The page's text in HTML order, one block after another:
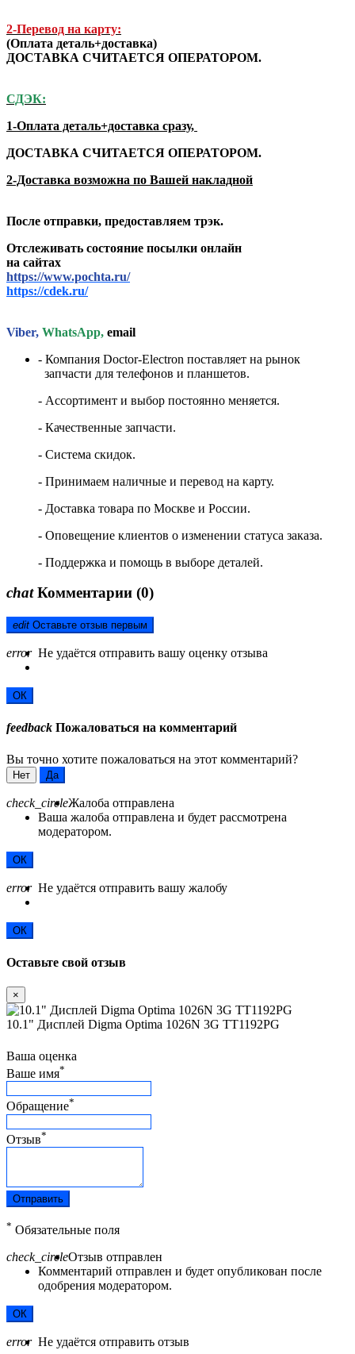
2-Перевод на карту:
(Оплата деталь+доставка)
ДОСТАВКА СЧИТАЕТСЯ ОПЕРАТОРОМ.
СДЭК:
1-Оплата деталь+доставка сразу,
ДОСТАВКА СЧИТАЕТСЯ ОПЕРАТОРОМ.
2-Доставка возможна по Вашей накладной
После отправки, предоставляем трэк.
Отслеживать состояние посылки онлайн
на сайтах
https://www.pochta.ru/
https://cdek.ru/
Viber, WhatsApp, email
- Компания Doctor-Electron поставляет на рынок
запчасти для телефонов и планшетов.
- Ассортимент и выбор постоянно меняется.
- Качественные запчасти.
- Система скидок.
- Принимаем наличные и перевод на карту.
- Доставка товара по Москве и России.
- Оповещение клиентов о изменении статуса заказа.
- Поддержка и помощь в выборе деталей.
chat Комментарии (0)
edit Оставьте отзыв первым
error Не удаётся отправить вашу оценку отзыва
ОК
feedback Пожаловаться на комментарий
Вы точно хотите пожаловаться на этот комментарий?
Нет Да
check_circleЖалоба отправлена
Ваша жалоба отправлена и будет рассмотрена
модератором.
ОК
error Не удаётся отправить вашу жалобу
ОК
Оставьте свой отзыв
×
10.1" Дисплей Digma Optima 1026N 3G TT1192PG
Ваша оценка
Ваше имя*
Обращение*
Отзыв*
Отправить
* Обязательные поля
check_circleОтзыв отправлен
Комментарий отправлен и будет опубликован после
одобрения модератором.
ОК
error Не удаётся отправить отзыв